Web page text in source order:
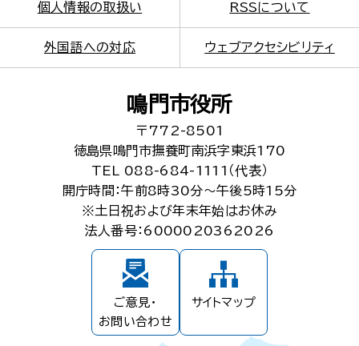
個人情報の取扱い RSSについて
外国語への対応 ウェブアクセシビリティ
鳴門市役所
〒772-8501
徳島県鳴門市撫養町南浜字東浜170
TEL 088-684-1111（代表）
開庁時間：午前8時30分～午後5時15分
※土日祝および年末年始はお休み
法人番号：6000020362026
ご意見・
お問い合わせ
サイトマップ